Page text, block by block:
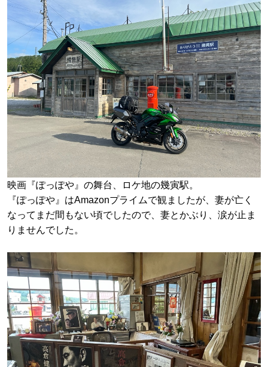
映画『ぽっぽや』の舞台、ロケ地の幾寅駅。
『ぽっぽや』はAmazonプライムで観ましたが、妻が亡く
なってまだ間もない頃でしたので、妻とかぶり、涙が止ま
りませんでした。